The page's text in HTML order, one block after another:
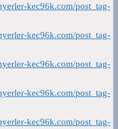
kec96k.com/post_tag-
kec96k.com/post_tag-
kec96k.com/post_tag-
kec96k.com/post_tag-
kec96k.com/post_tag-